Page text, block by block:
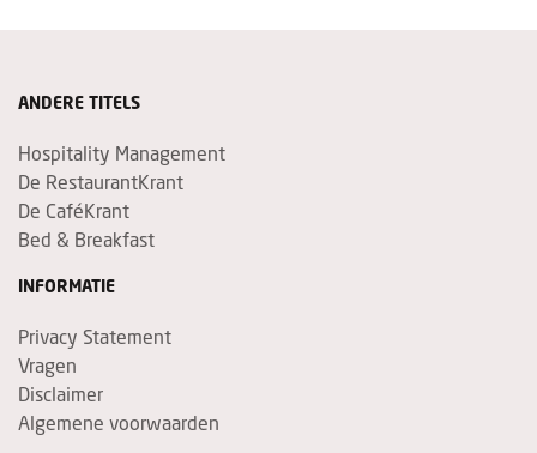
ANDERE TITELS
Hospitality Management
De RestaurantKrant
De CaféKrant
Bed & Breakfast
INFORMATIE
Privacy Statement
Vragen
Disclaimer
Algemene voorwaarden